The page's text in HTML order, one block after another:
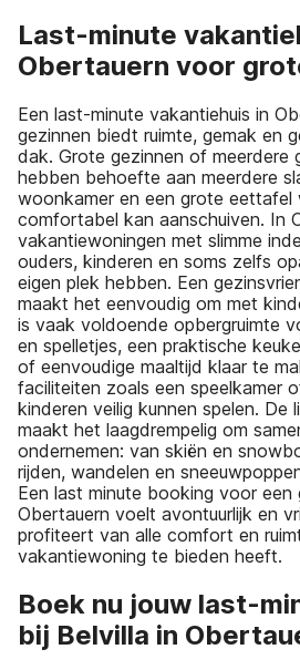
Last-minute
Obertauern voor
Een last-minute vakantiehuis in
gezinnen biedt ruimte, gemak en
dak. Grote gezinnen of meerdere
hebben behoefte aan meerdere
woonkamer en een grote eettafel
comfortabel kan aanschuiven. In
vakantiewoningen met slimme
ouders, kinderen en soms zelfs
eigen plek hebben. Een
maakt het eenvoudig om met
is vaak voldoende opbergruimte
en spelletjes, een praktische
of eenvoudige maaltijd klaar te
faciliteiten zoals een speelkamer
kinderen veilig kunnen spelen. De
maakt het laagdrempelig om
ondernemen: van skiën en
rijden, wandelen en
Een last minute booking voor een
Obertauern voelt avontuurlijk en
profiteert van alle comfort en
vakantiewoning te bieden heeft.
Boek nu jouw last-
bij Belvilla in